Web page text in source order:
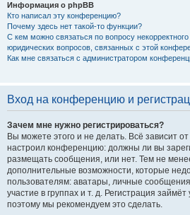
Информация о phpBB
Кто написал эту конференцию?
Почему здесь нет такой-то функции?
С кем можно связаться по вопросу
юридических вопросов, связанных с этой
Как мне связаться с администратором
Вход на конференцию и
Зачем мне нужно регистрироваться?
Вы можете этого и не делать. Всё зависит
настроил конференцию: должны ли вы
размещать сообщения, или нет. Тем не
дополнительные возможности, которые
пользователям: аватары, личные
участие в группах и т. д. Регистрация займёт
поэтому мы рекомендуем это сделать.